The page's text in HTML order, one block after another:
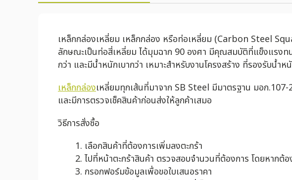
เหล็กกล่องเหลี่ยม เหล็กกล่อง หรือท่อเหลี่ยม (Carbon Steel
ลักษณะเป็นท่อสี่เหลี่ยม ได้มุมฉาก 90 องศา มีคุณสมบัติที่แข็งแรงทน
กว่า และมีน้ำหนักเบากว่า เหมาะสำหรับงานโครงสร้าง ที่รองรับน้ำ
เหล็กกล่องเหลี่ยมทุกเส้นที่มาจาก SB Steel มีมาตรฐาน มอก
และมีการตรวจเช็คสินค้าก่อนส่งให้ลูกค้าเสมอ
วิธีการสั่งซื้อ
เลือกสินค้าที่ต้องการเพิ่มลงตะกร้า
ไปที่หน้าตะกร้าสินค้า ตรวจสอบจำนวนที่ต้องการ โดยหาก
กรอกฟอร์มข้อมูลเพื่อขอใบเสนอราคา